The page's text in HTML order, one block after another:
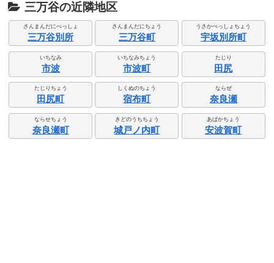
三万谷の近隣地区
さんまんだにべっしょ
三万谷別所
さんまんだにちょう
三万谷町
うさかべっしょちょう
宇坂別所町
いちなみ
市波
いちなみちょう
市波町
たじり
田尻
たじりちょう
田尻町
しくぬのちょう
宿布町
ならぜ
奈良瀬
ならせちょう
奈良瀬町
きどのうちちょう
城戸ノ内町
あばかちょう
安波賀町